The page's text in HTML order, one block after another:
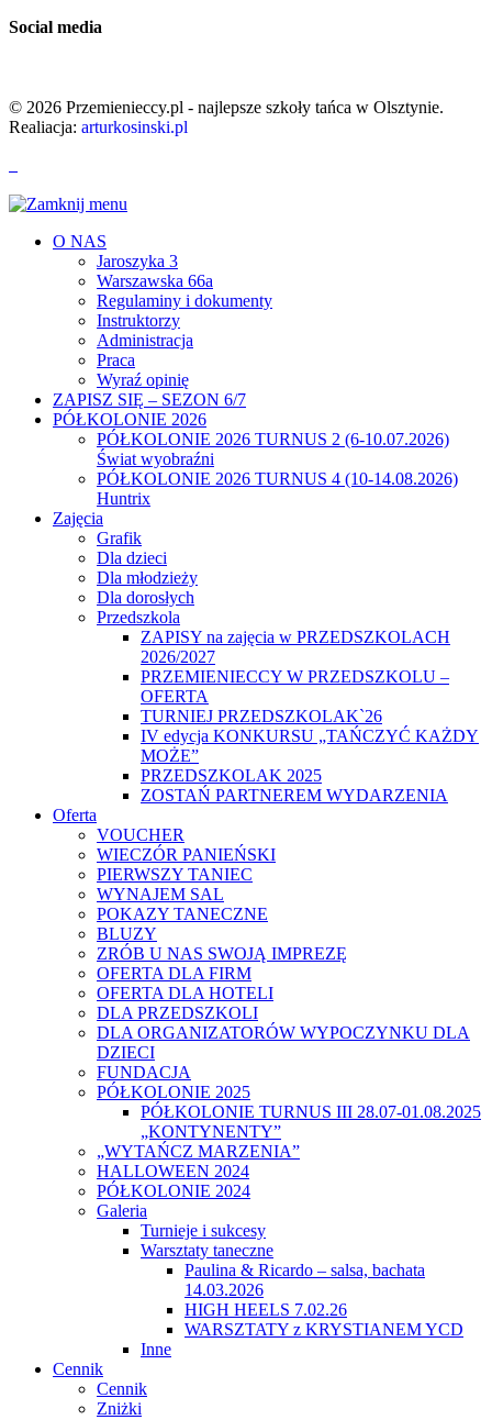
Social media
© 2026 Przemienieccy.pl - najlepsze szkoły tańca w Olsztynie.
Realiacja: arturkosinski.pl
O NAS
Jaroszyka 3
Warszawska 66a
Regulaminy i dokumenty
Instruktorzy
Administracja
Praca
Wyraź opinię
ZAPISZ SIĘ – SEZON 6/7
PÓŁKOLONIE 2026
PÓŁKOLONIE 2026 TURNUS 2 (6-10.07.2026)
Świat wyobraźni
PÓŁKOLONIE 2026 TURNUS 4 (10-14.08.2026)
Huntrix
Zajęcia
Grafik
Dla dzieci
Dla młodzieży
Dla dorosłych
Przedszkola
ZAPISY na zajęcia w PRZEDSZKOLACH
2026/2027
PRZEMIENIECCY W PRZEDSZKOLU –
OFERTA
TURNIEJ PRZEDSZKOLAK`26
IV edycja KONKURSU „TAŃCZYĆ KAŻDY
MOŻE”
PRZEDSZKOLAK 2025
ZOSTAŃ PARTNEREM WYDARZENIA
Oferta
VOUCHER
WIECZÓR PANIEŃSKI
PIERWSZY TANIEC
WYNAJEM SAL
POKAZY TANECZNE
BLUZY
ZRÓB U NAS SWOJĄ IMPREZĘ
OFERTA DLA FIRM
OFERTA DLA HOTELI
DLA PRZEDSZKOLI
DLA ORGANIZATORÓW WYPOCZYNKU DLA
DZIECI
FUNDACJA
PÓŁKOLONIE 2025
PÓŁKOLONIE TURNUS III 28.07-01.08.2025
„KONTYNENTY”
„WYTAŃCZ MARZENIA”
HALLOWEEN 2024
PÓŁKOLONIE 2024
Galeria
Turnieje i sukcesy
Warsztaty taneczne
Paulina & Ricardo – salsa, bachata
14.03.2026
HIGH HEELS 7.02.26
WARSZTATY z KRYSTIANEM YCD
Inne
Cennik
Cennik
Zniżki